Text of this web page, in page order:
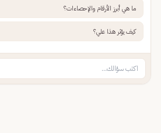
ما هي أبرز الأرقام والإحصاءات؟
كيف يؤثر هذا علي؟